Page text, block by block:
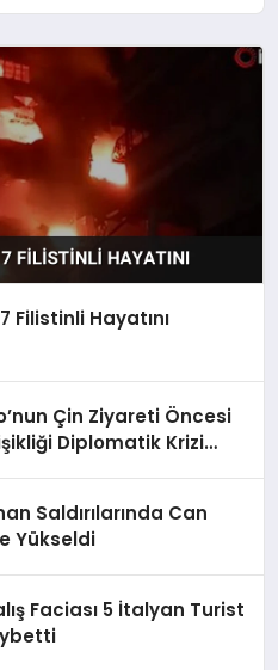
Filistinli Hayatını
Çin Ziyareti Öncesi
Diplomatik Krizi
Saldırılarında Can
Yükseldi
Faciası 5 İtalyan Turist